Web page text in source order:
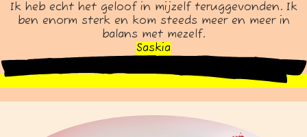
Ik heb echt het geloof in mijzelf teruggevonden. Ik
ben enorm sterk en kom steeds meer en meer in
balans met mezelf.
Saskia